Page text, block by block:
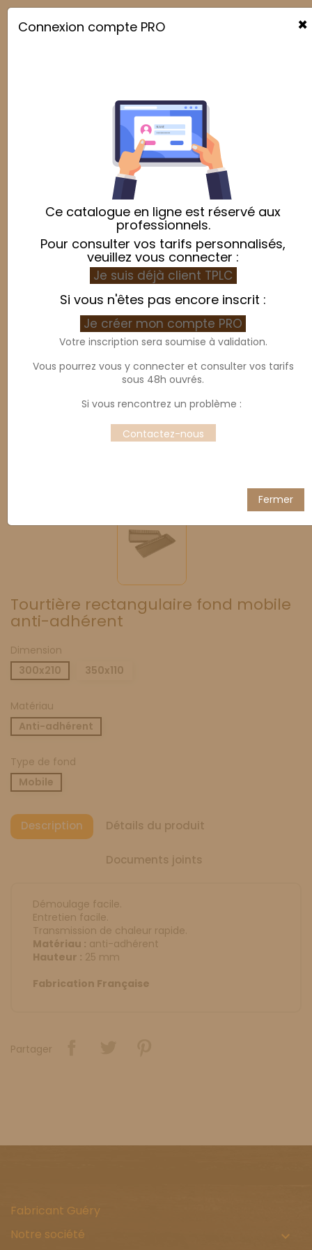

Tourtière rectangulaire fond mobile
anti-adhérent
Dimension
300x210
350x110
Matériau
Anti-adhérent
Type de fond
Mobile
Description Détails du produit
Documents joints
Démoulage facile.
Entretien facile.
Transmission de chaleur rapide.
Matériau : anti-adhérent
Hauteur : 25 mm
Fabrication Française
Partager
Fabricant Guéry
Notre société

×
Connexion compte PRO
Ce catalogue en ligne est réservé aux
professionnels.
Pour consulter vos tarifs personnalisés,
veuillez vous connecter :
Je suis déjà client TPLC
Si vous n'êtes pas encore inscrit :
Je créer mon compte PRO
Votre inscription sera soumise à validation.
Vous pourrez vous y connecter et consulter vos tarifs
sous 48h ouvrés.
Si vous rencontrez un problème :
Contactez-nous
Fermer